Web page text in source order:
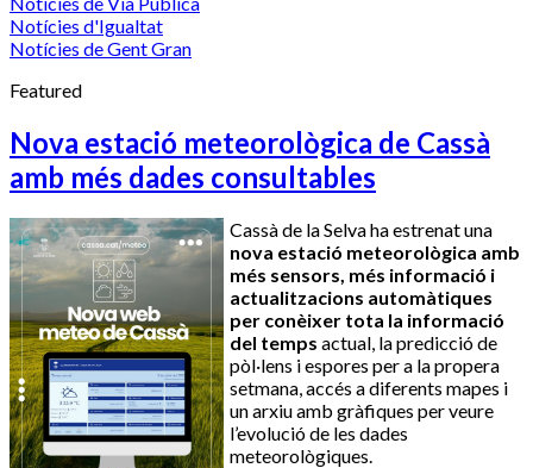
Notícies d'Igualtat
Notícies de Gent Gran
Featured
Nova estació meteorològica de Cassà
amb més dades consultables
Cassà de la Selva ha estrenat una
nova estació meteorològica amb
més sensors, més informació i
actualitzacions automàtiques
per conèixer tota la informació
del temps actual, la predicció de
pòl·lens i espores per a la propera
setmana, accés a diferents mapes i
un arxiu amb gràfiques per veure
l’evolució de les dades
meteorològiques.